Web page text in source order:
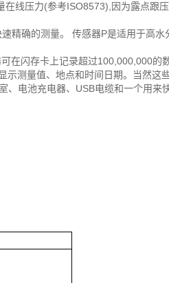
线压力(参考ISO8573),因为露点跟
精确的测量。 传感器P是适用于高水
在闪存卡上记录超过100,000,000的
测量值、地点和时间日期。当然这
电池充电器、USB电缆和一个用来